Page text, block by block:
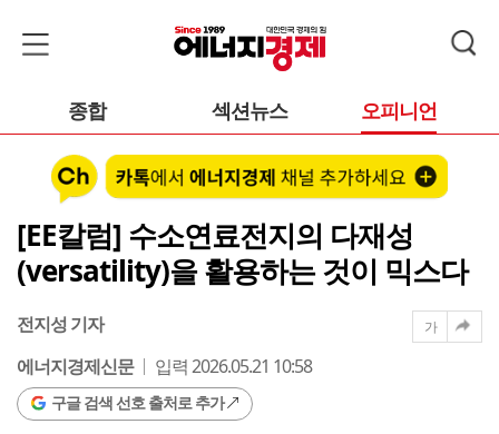
종합 섹션뉴스 오피니언
[EE칼럼] 수소연료전지의 다재성
(versatility)을 활용하는 것이 믹스다
전지성 기자
에너지경제신문
입력 2026.05.21 10:58
구글 검색 선호 출처로 추가
가